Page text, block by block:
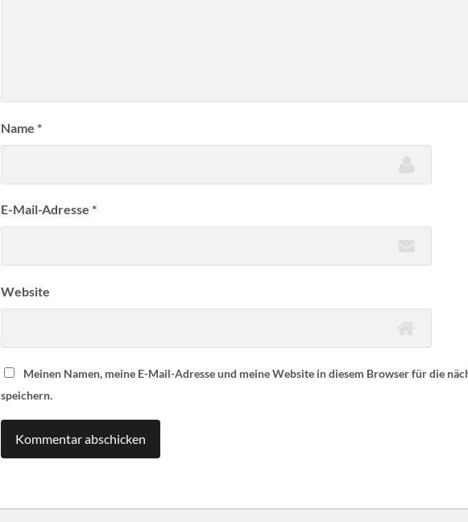
Name *
E-Mail-Adresse *
Website
Meinen Namen, meine E-Mail-Adresse und meine Website in diesem Browser für die
speichern.